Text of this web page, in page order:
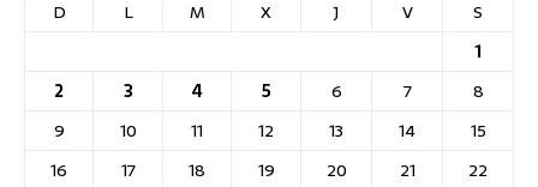
D
L M X J V
S
1
2
3 4 5 6 7
8
9
10 11 12 13 14
15
16
17 18 19 20 21
22